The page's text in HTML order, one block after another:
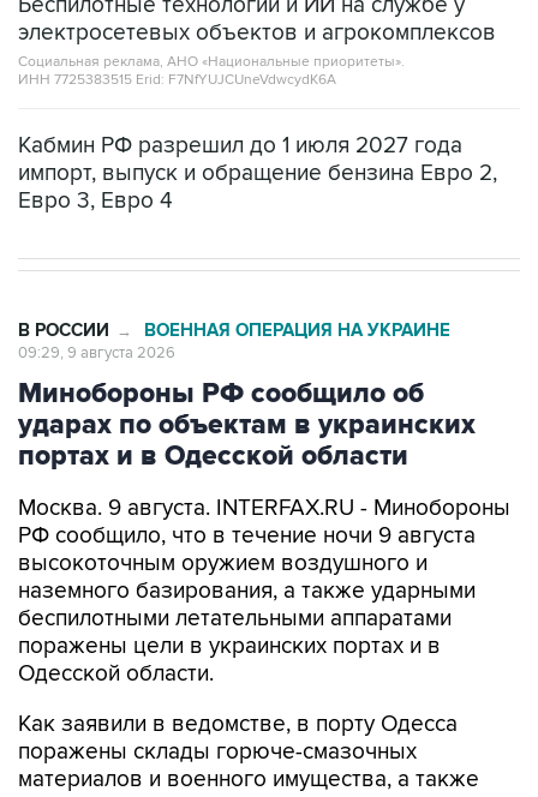
Социальная реклама, АНО «Национальные приоритеты».
ИНН 7725383515 Erid: F7NfYUJCUneVdwcydK6A
Кабмин РФ разрешил до 1 июля 2027 года
Евро 3, Евро 4
Минобороны РФ сообщило об
ударах по объектам в украинских
портах и в Одесской области
Москва. 9 августа. INTERFAX.RU - Минобороны
высокоточным оружием воздушного и
наземного базирования, а также ударными
беспилотными летательными аппаратами
поражены цели в украинских портах и в
Одесской области.
Как заявили в ведомстве, в порту Одесса
материалов и военного имущества, а также
портовый перевалочный комплекс.